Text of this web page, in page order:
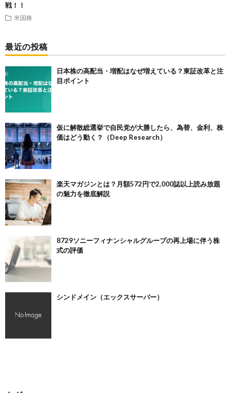
戦！！
米国株
最近の投稿
日本株の高配当・増配はなぜ増えている？東証改革と注
目ポイント
仮に解散総選挙で自民党が大勝したら、為替、金利、株
価はどう動く？（Deep Research）
楽天マガジンとは？月額572円で2,000誌以上読み放題
の魅力を徹底解説
8729ソニーフィナンシャルグループの再上場に伴う株
式の評価
シンドメイン（エックスサーバー）